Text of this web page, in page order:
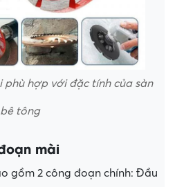
phù hợp với đặc tính của sàn
bê tông
mài
gồm 2 công đoạn chính: Đầu